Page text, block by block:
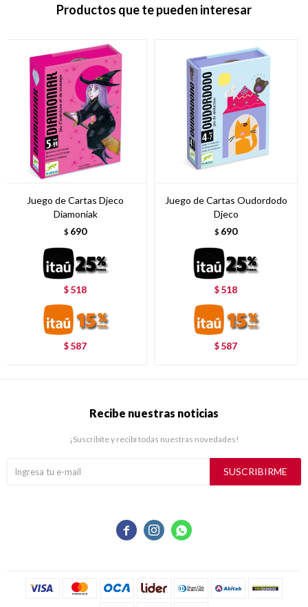
Productos que te pueden interesar
Juego de Cartas Djeco
Diamoniak
$ 690
$ 518
$ 587
Juego de Cartas Oudordodo
Djeco
$ 690
$ 518
$ 587
  
Recibe nuestras noticias
¡Suscribite y recibí todas nuestras novedades!
SUSCRIBIRME